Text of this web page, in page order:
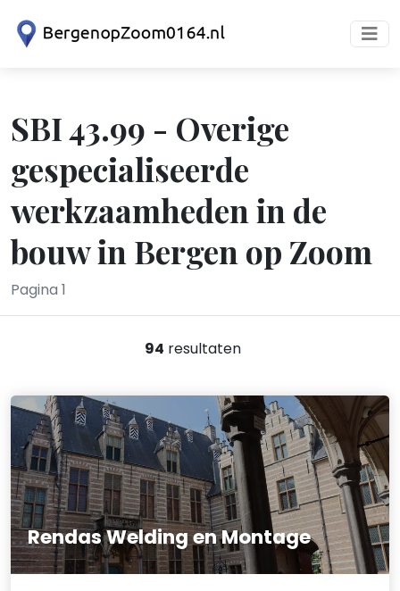
SBI 43.99 - Overige
gespecialiseerde
werkzaamheden in de
bouw in Bergen op Zoom
Pagina 1
94 resultaten
Rendas Welding en Montage